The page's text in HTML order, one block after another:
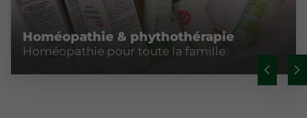
Homéopathie & phythothérapie
Homéopathie pour toute la famille